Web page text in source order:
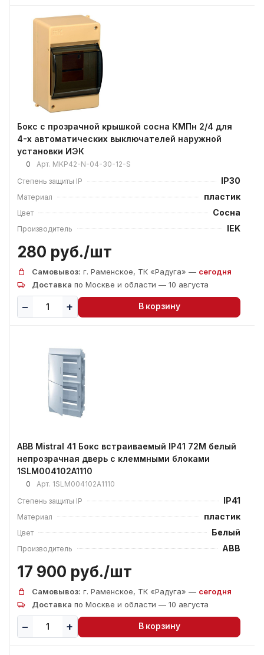
Бокс с прозрачной крышкой сосна КМПн 2/4 для
4-х автоматических выключателей наружной
установки ИЭК
0 Арт. MKP42-N-04-30-12-S
Степень защиты IP
IP30
Материал пластик
Цвет Сосна
Производитель IEK
280 руб./шт
Самовывоз: г. Раменское, ТК «Радуга» — сегодня
Доставка по Москве и области — 10 августа
В корзину
ABB Mistral 41 Бокс встраиваемый IP41 72М белый
непрозрачная дверь с клеммными блоками
1SLM004102A1110
0 Арт. 1SLM004102A1110
Степень защиты IP
IP41
Материал пластик
Цвет Белый
Производитель ABB
17 900 руб./шт
Самовывоз: г. Раменское, ТК «Радуга» — сегодня
Доставка по Москве и области — 10 августа
В корзину